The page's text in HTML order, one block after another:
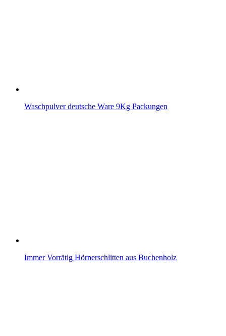
Waschpulver deutsche Ware 9Kg Packungen
Immer Vorrätig Hörnerschlitten aus Buchenholz